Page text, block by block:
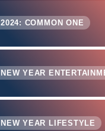
COMMON ONE
YEAR
YEAR LIFESTYLE